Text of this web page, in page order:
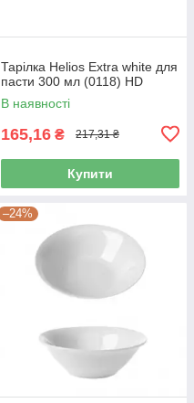
Тарілка Helios Extra white для
пасти 300 мл (0118) HD
В наявності
165,16 ₴ 217,31 ₴
Купити
–24%